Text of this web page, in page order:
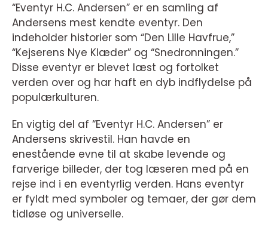
“Eventyr H.C. Andersen” er en samling af
Andersens mest kendte eventyr. Den
indeholder historier som “Den Lille Havfrue,”
“Kejserens Nye Klæder” og “Snedronningen.”
Disse eventyr er blevet læst og fortolket
verden over og har haft en dyb indflydelse på
populærkulturen.
En vigtig del af “Eventyr H.C. Andersen” er
Andersens skrivestil. Han havde en
enestående evne til at skabe levende og
farverige billeder, der tog læseren med på en
rejse ind i en eventyrlig verden. Hans eventyr
er fyldt med symboler og temaer, der gør dem
tidløse og universelle.